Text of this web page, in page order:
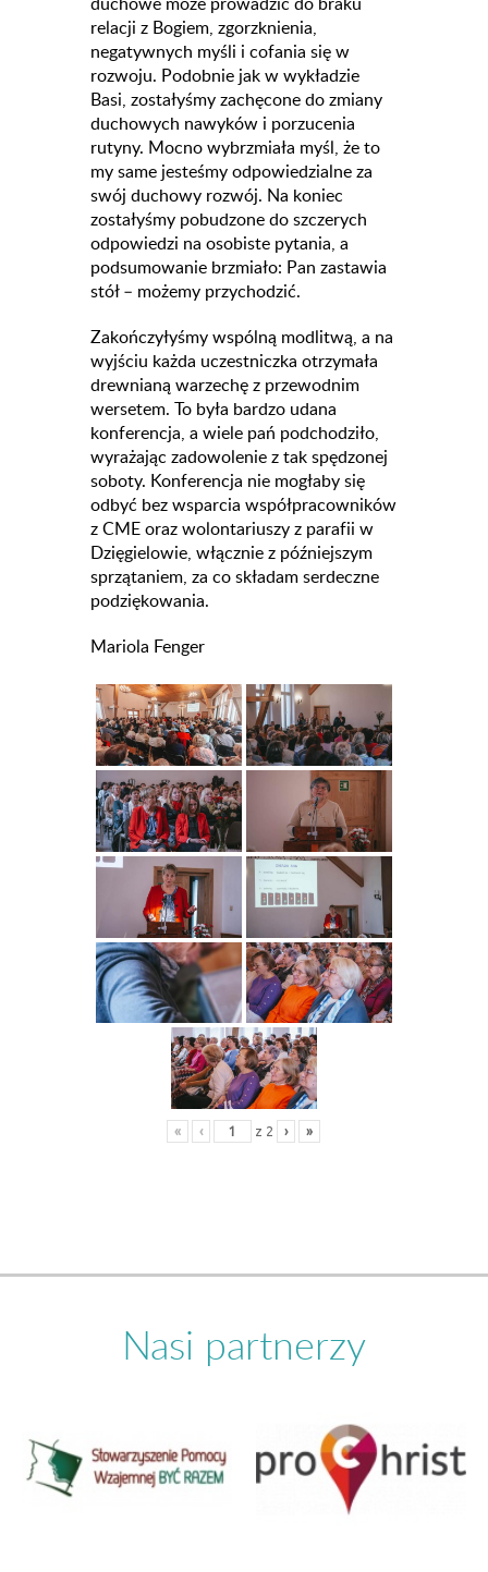
relacji z Bogiem, zgorzknienia,
negatywnych myśli i cofania się w
rozwoju. Podobnie jak w wykładzie
Basi, zostałyśmy zachęcone do zmiany
duchowych nawyków i porzucenia
rutyny. Mocno wybrzmiała myśl, że to
my same jesteśmy odpowiedzialne za
swój duchowy rozwój. Na koniec
zostałyśmy pobudzone do szczerych
odpowiedzi na osobiste pytania, a
podsumowanie brzmiało: Pan zastawia
stół – możemy przychodzić.
Zakończyłyśmy wspólną modlitwą, a na
wyjściu każda uczestniczka otrzymała
drewnianą warzechę z przewodnim
wersetem. To była bardzo udana
konferencja, a wiele pań podchodziło,
wyrażając zadowolenie z tak spędzonej
soboty. Konferencja nie mogłaby się
odbyć bez wsparcia współpracowników
z CME oraz wolontariuszy z parafii w
Dzięgielowie, włącznie z późniejszym
sprzątaniem, za co składam serdeczne
podziękowania.
Mariola Fenger
« ‹ z 2 › »
Nasi partnerzy